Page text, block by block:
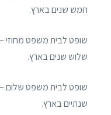
חמש שנים בארץ.
שופט לבית משפט מחוזי
שלוש שנים בארץ.
שופט לבית משפט שלום
שנתיים בארץ.